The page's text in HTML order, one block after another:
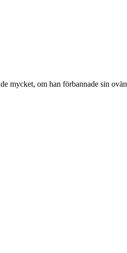
mycket, om han förbannade sin